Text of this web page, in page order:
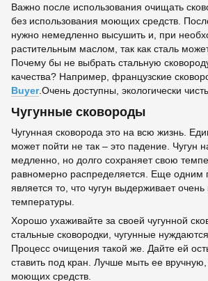
Важно после использования очищать
без использования моющих средств.
нужно немедленно высушить и, при
растительным маслом, так как сталь
Почему бы не выбрать стальную
качества? Например, французские
Buyer.Очень доступны, экологически
Чугунные сковороды
Чугунная сковорода это на всю жизнь.
может пойти не так – это падение. Чугун
медленно, но долго сохраняет свою
равномерно распределяется. Еще одним
является то, что чугун выдерживает очень
температуры.
Хорошо ухаживайте за своей чугунной
стальные сковородки, чугунные
Процесс очищения такой же. Дайте ей
ставить под кран. Лучше мыть ее
моющих средств.